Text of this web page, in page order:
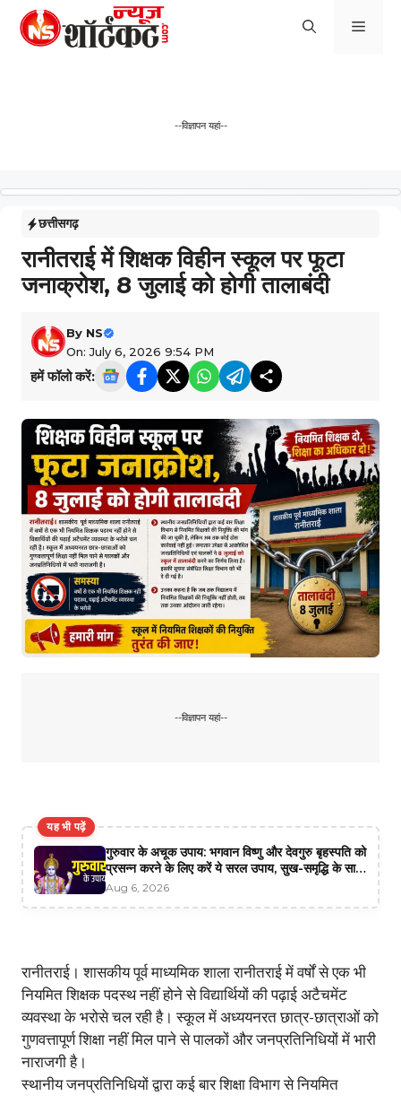
Skip
--विज्ञापन यहां--
छत्तीसगढ़
रानीतराई में शिक्षक विहीन स्कूल पर फूटा
जनाक्रोश, 8 जुलाई को होगी तालाबंदी
By NS
On: July 6, 2026 9:54 PM
हमें फॉलो करें:
--विज्ञापन यहां--
यह भी पढ़ें
गुरुवार के अचूक उपाय: भगवान विष्णु और देवगुरु बृहस्पति को
प्रसन्न करने के लिए करें ये सरल उपाय, सुख-समृद्धि के साथ
मिलेगा भाग्य का साथ
Aug 6, 2026
रानीतराई। शासकीय पूर्व माध्यमिक शाला रानीतराई में वर्षों से एक भी
नियमित शिक्षक पदस्थ नहीं होने से विद्यार्थियों की पढ़ाई अटैचमेंट
व्यवस्था के भरोसे चल रही है। स्कूल में अध्ययनरत छात्र-छात्राओं को
गुणवत्तापूर्ण शिक्षा नहीं मिल पाने से पालकों और जनप्रतिनिधियों में भारी
नाराजगी है।
स्थानीय जनप्रतिनिधियों द्वारा कई बार शिक्षा विभाग से नियमित